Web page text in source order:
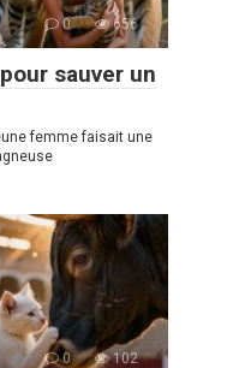
0 656
sauver un
femme faisait une
0 102